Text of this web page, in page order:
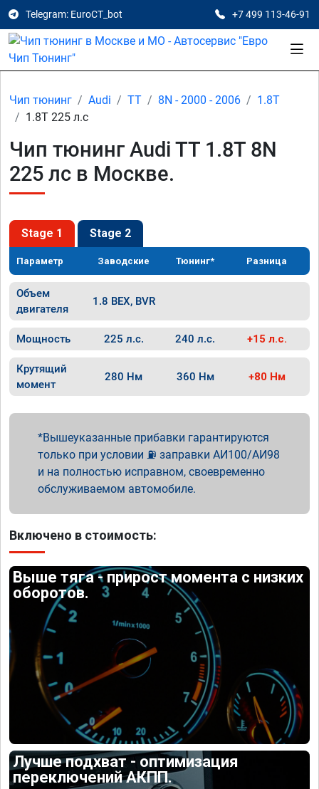
Telegram: EuroCT_bot +7 499 113-46-91
Чип тюнинг Audi TT 8N - 2000 - 2006
1.8T
1.8T 225 л.с
Чип тюнинг Audi TT 1.8T 8N
225 лс в Москве.
Stage 1 Stage 2
Параметр Заводские Тюнинг* Разница
Объем
двигателя
1.8 BEX, BVR
Мощность 225 л.с. 240 л.с. +15 л.с.
Крутящий
момент
280 Нм 360 Нм +80 Нм
Вышеуказанные прибавки гарантируются
только при условии ⛽ заправки АИ100/АИ98
и на полностью исправном, своевременно
обслуживаемом автомобиле.
Включено в стоимость:
Выше тяга - прирост момента с низких
оборотов.
Лучше подхват - оптимизация
переключений АКПП.